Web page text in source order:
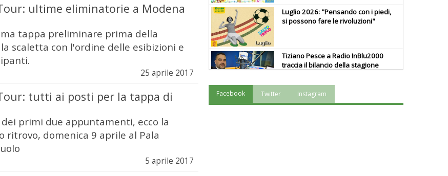
ultime eliminatorie a Modena
tappa preliminare prima della
scaletta con l'ordine delle esibizioni e
25 aprile 2017
tutti ai posti per la tappa di
dei primi due appuntamenti, ecco la
ritrovo, domenica 9 aprile al Pala
5 aprile 2017
Luglio 2026: "Pensando con i piedi,
si possono fare le rivoluzioni"
Tiziano Pesce a Radio InBlu2000
traccia il bilancio della stagione
Ddl Lobby, Uisp: “Il Parlamento
Facebook Twitter Instagram